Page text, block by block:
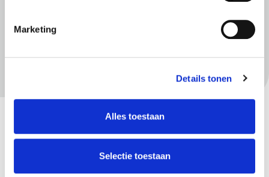
Marketing
Details tonen
Alles toestaan
Selectie toestaan
Buitenlands rijbewijs omwisselen
Code 95 Voor Beroepschauffeurs
Identificatieplicht